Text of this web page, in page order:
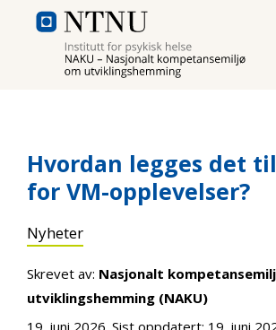
Hopp til hovedinnhold
Hvordan legges det
for VM-opplevelser?
Nyheter
Skrevet av: Nasjonalt
utviklingshemming (NAKU)
19. juni 2026. Sist oppdatert: 19. juni